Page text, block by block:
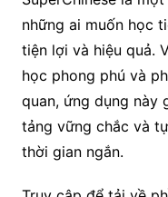
những ai muốn học
tiện lợi và hiệu quả.
học phong phú và
quan, ứng dụng này
tảng vững chắc và
thời gian ngắn.